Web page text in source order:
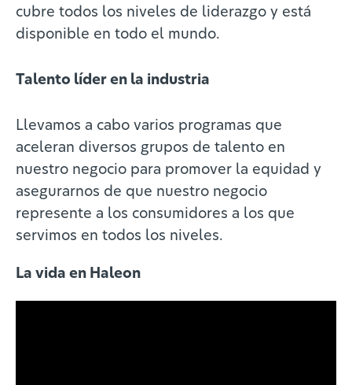
cubre todos los niveles de liderazgo y está
disponible en todo el mundo.
Talento líder en la industria
Llevamos a cabo varios programas que
aceleran diversos grupos de talento en
nuestro negocio para promover la equidad y
asegurarnos de que nuestro negocio
represente a los consumidores a los que
servimos en todos los niveles.
La vida en Haleon